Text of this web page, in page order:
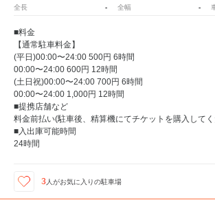
全長 - 全幅 -
■料金
【通常駐車料金】
(平日)00:00〜24:00 500円 6時間
00:00〜24:00 600円 12時間
(土日祝)00:00〜24:00 700円 6時間
00:00〜24:00 1,000円 12時間
■提携店舗など
料金前払い(駐車後、精算機にてチケットを購入して
■入出庫可能時間
24時間
3人がお気に入りの駐車場